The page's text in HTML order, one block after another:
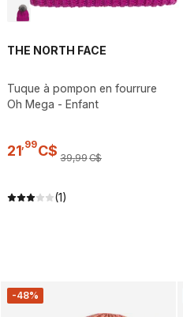
THE NORTH FACE
Tuque à pompon en fourrure
Oh Mega - Enfant
21 99C$ 39,99C$
(1)
-48%